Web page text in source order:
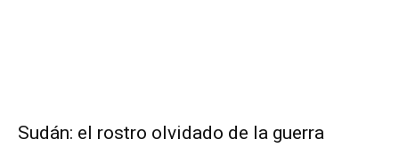
Sudán: el rostro olvidado de la guerra